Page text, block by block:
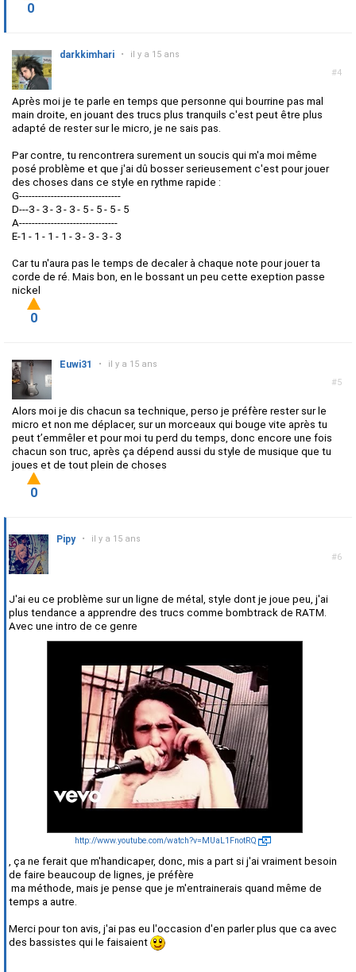
0
#4
darkkimhari • il y a 15 ans
Après moi je te parle en temps que personne qui bourrine pas mal
main droite, en jouant des trucs plus tranquils c'est peut être plus
adapté de rester sur le micro, je ne sais pas.
Par contre, tu rencontrera surement un soucis qui m'a moi même
posé problème et que j'ai dû bosser serieusement c'est pour jouer
des choses dans ce style en rythme rapide :
G--------------------------------
D---3 - 3 - 3 - 3 - 5 - 5 - 5 - 5
A-------------------------------
E-1 - 1 - 1 - 1 - 3 - 3 - 3 - 3
Car tu n'aura pas le temps de decaler à chaque note pour jouer ta
corde de ré. Mais bon, en le bossant un peu cette exeption passe
nickel
0
#5
Euwi31 • il y a 15 ans
Alors moi je dis chacun sa technique, perso je préfère rester sur le
micro et non me déplacer, sur un morceaux qui bouge vite après tu
peut t’emmêler et pour moi tu perd du temps, donc encore une fois
chacun son truc, après ça dépend aussi du style de musique que tu
joues et de tout plein de choses
0
#6
Pipy • il y a 15 ans
J'ai eu ce problème sur un ligne de métal, style dont je joue peu, j'ai
plus tendance a apprendre des trucs comme bombtrack de RATM.
Avec une intro de ce genre
http://www.youtube.com/watch?v=MUaL1FnotRQ
, ça ne ferait que m'handicaper, donc, mis a part si j'ai vraiment besoin
de faire beaucoup de lignes, je préfère
ma méthode, mais je pense que je m'entrainerais quand même de
temps a autre.
Merci pour ton avis, j'ai pas eu l'occasion d'en parler plus que ca avec
des bassistes qui le faisaient